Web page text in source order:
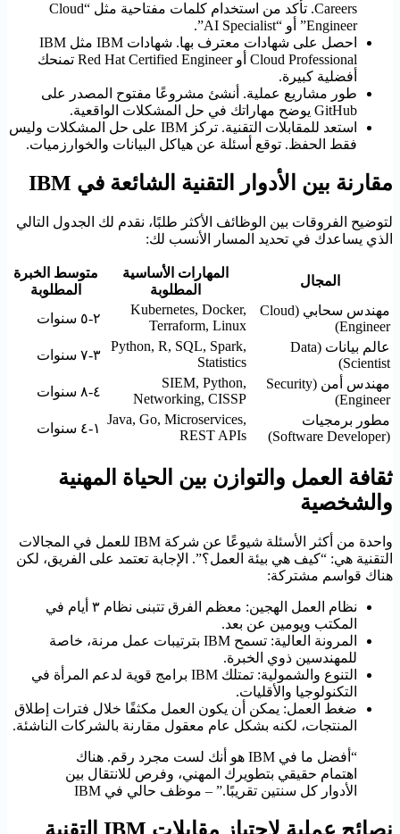
Careers. تأكد من استخدام كلمات مفتاحية مثل “Cloud
Engineer” أو “AI Specialist”.
احصل على شهادات معترف بها. شهادات IBM مثل IBM
Cloud Professional أو Red Hat Certified Engineer تمنحك
أفضلية كبيرة.
طور مشاريع عملية. أنشئ مشروعًا مفتوح المصدر على
GitHub يوضح مهاراتك في حل المشكلات الواقعية.
استعد للمقابلات التقنية. تركز IBM على حل المشكلات وليس
فقط الحفظ. توقع أسئلة عن هياكل البيانات والخوارزميات.
مقارنة بين الأدوار التقنية الشائعة في IBM
لتوضيح الفروقات بين الوظائف الأكثر طلبًا، نقدم لك الجدول التالي
الذي يساعدك في تحديد المسار الأنسب لك:
المجال
المهارات الأساسية
المطلوبة
متوسط الخبرة
المطلوبة
مهندس سحابي (Cloud
Engineer)
Kubernetes, Docker,
Terraform, Linux
٢-٥ سنوات
عالم بيانات (Data
Scientist)
Python, R, SQL, Spark,
Statistics
٣-٧ سنوات
مهندس أمن (Security
Engineer)
SIEM, Python,
Networking, CISSP
٤-٨ سنوات
مطور برمجيات
(Software Developer)
Java, Go, Microservices,
REST APIs
١-٤ سنوات
ثقافة العمل والتوازن بين الحياة المهنية
والشخصية
واحدة من أكثر الأسئلة شيوعًا عن شركة IBM للعمل في المجالات
التقنية هي: “كيف هي بيئة العمل؟”. الإجابة تعتمد على الفريق، لكن
هناك قواسم مشتركة:
نظام العمل الهجين: معظم الفرق تتبنى نظام ٣ أيام في
المكتب ويومين عن بعد.
المرونة العالية: تسمح IBM بترتيبات عمل مرنة، خاصة
للمهندسين ذوي الخبرة.
التنوع والشمولية: تمتلك IBM برامج قوية لدعم المرأة في
التكنولوجيا والأقليات.
ضغط العمل: يمكن أن يكون العمل مكثفًا خلال فترات إطلاق
المنتجات، لكنه بشكل عام معقول مقارنة بالشركات الناشئة.
“أفضل ما في IBM هو أنك لست مجرد رقم. هناك
اهتمام حقيقي بتطويرك المهني، وفرص للانتقال بين
الأدوار كل سنتين تقريبًا.” – موظف حالي في IBM
نصائح عملية لاجتياز مقابلات IBM التقنية